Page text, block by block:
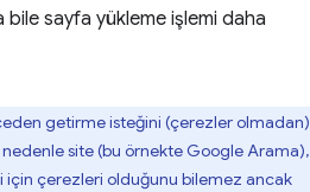
bile sayfa yükleme işlemi daha
getirme isteğini (çerezler olmadan)
site (bu örnekte Google Arama),
için çerezleri olduğunu bilemez ancak